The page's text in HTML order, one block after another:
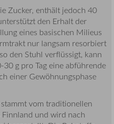
Zucker, enthält jedoch 40
den Erhalt der
eines basischen Milieus
nur langsam resorbiert
den Stuhl verflüssigt, kann
g pro Tag eine abführende
einer Gewöhnungsphase
vom traditionellen
und wird nach